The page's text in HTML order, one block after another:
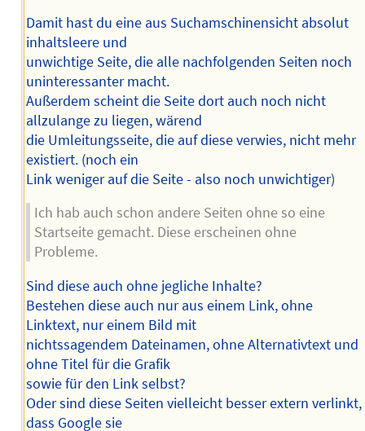
Damit hast du eine aus Suchamschinensicht absolut
inhaltsleere und
unwichtige Seite, die alle nachfolgenden Seiten noch
uninteressanter macht.
Außerdem scheint die Seite dort auch noch nicht
allzulange zu liegen, wärend
die Umleitungsseite, die auf diese verwies, nicht mehr
existiert. (noch ein
Link weniger auf die Seite - also noch unwichtiger)
Ich hab auch schon andere Seiten ohne so eine
Startseite gemacht. Diese erscheinen ohne
Probleme.
Sind diese auch ohne jegliche Inhalte?
Bestehen diese auch nur aus einem Link, ohne
Linktext, nur einem Bild mit
nichtssagendem Dateinamen, ohne Alternativtext und
ohne Titel für die Grafik
sowie für den Link selbst?
Oder sind diese Seiten vielleicht besser extern verlinkt,
dass Google sie